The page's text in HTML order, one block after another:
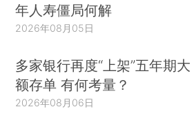
年人寿僵局何解
2026年08月05日
多家银行再度“上架”五年期大
额存单 有何考量？
2026年08月06日